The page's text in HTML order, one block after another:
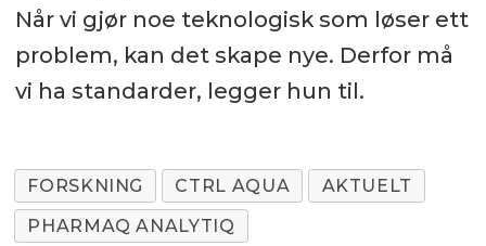
Når vi gjør noe teknologisk som løser ett
problem, kan det skape nye. Derfor må
vi ha standarder, legger hun til.
FORSKNING CTRL AQUA
AKTUELT
PHARMAQ ANALYTIQ